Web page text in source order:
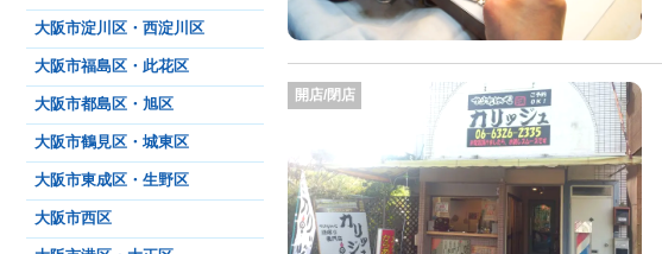
開店/閉店
大阪市淀川区・西淀川区
大阪市福島区・此花区
大阪市都島区・旭区
大阪市鶴見区・城東区
大阪市東成区・生野区
大阪市西区